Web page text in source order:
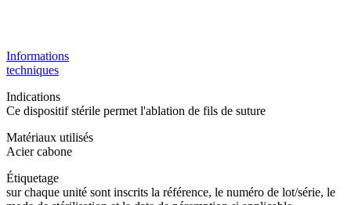
Informations
techniques
Indications
Ce dispositif stérile permet l'ablation de fils de suture
Matériaux utilisés
Acier cabone
Étiquetage
sur chaque unité sont inscrits la référence, le numéro de lot/série, le